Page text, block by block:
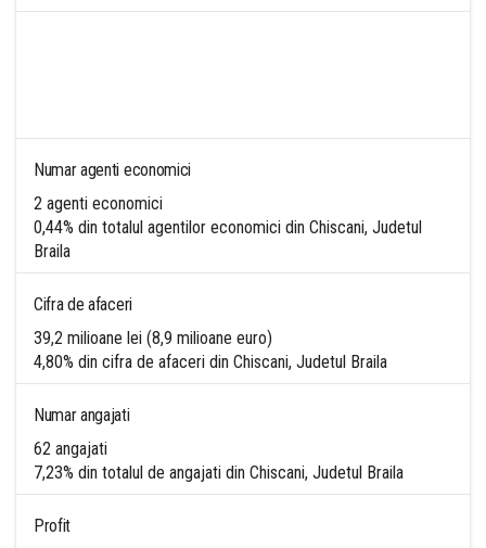
Numar agenti economici
2 agenti economici
0,44% din totalul agentilor economici din Chiscani, Judetul
Braila
Cifra de afaceri
39,2 milioane lei (8,9 milioane euro)
4,80% din cifra de afaceri din Chiscani, Judetul Braila
Numar angajati
62 angajati
7,23% din totalul de angajati din Chiscani, Judetul Braila
Profit